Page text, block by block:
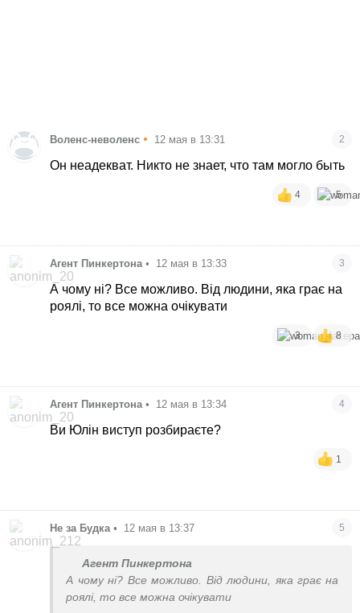
Воленс-неволенс • 12 мая в 13:31 2
Он неадекват. Никто не знает, что там могло быть
4 5
Агент Пинкертона • 12 мая в 13:33 3
А чому ні? Все можливо. Від людини, яка грає на
роялі, то все можна очікувати
3 8
Агент Пинкертона • 12 мая в 13:34 4
Ви Юлін виступ розбираєте?
1
Не за Будка • 12 мая в 13:37 5
Агент Пинкертона
А чому ні? Все можливо. Від людини, яка грає на
роялі, то все можна очікувати